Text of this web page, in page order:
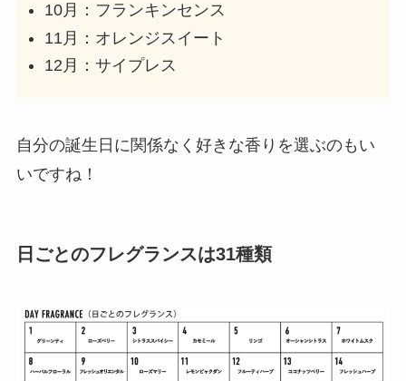
10月：フランキンセンス
11月：オレンジスイート
12月：サイプレス
自分の誕生日に関係なく好きな香りを選ぶのもい
いですね！
日ごとのフレグランスは31種類